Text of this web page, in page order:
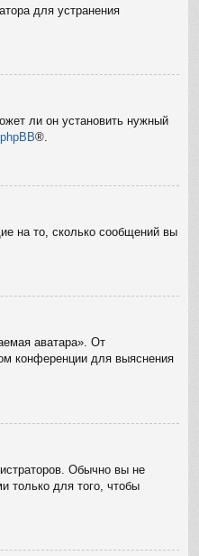
для устранения
ли он установить нужный
phpBB®.
на то, сколько сообщений вы
аватара». От
конференции для выяснения
Обычно вы не
только для того, чтобы